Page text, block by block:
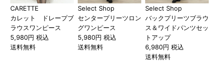
CARETTE
カレット ドレープブ
ラウスワンピース
5,980円 税込
送料無料
Select Shop
センタープリーツロン
グワンピース
5,980円 税込
送料無料
Select Shop
バックプリーツブラウ
ス＆ワイドパンツセッ
トアップ
6,980円 税込
送料無料